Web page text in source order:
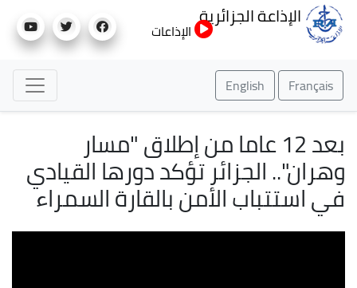
إلى
الإذاعة الجزائرية
الإذاعات
Français
English
بعد 12 عاما من إطلاق "مسار
وهران".. الجزائر تؤكد دورها القيادي
في استتباب الأمن بالقارة السمراء